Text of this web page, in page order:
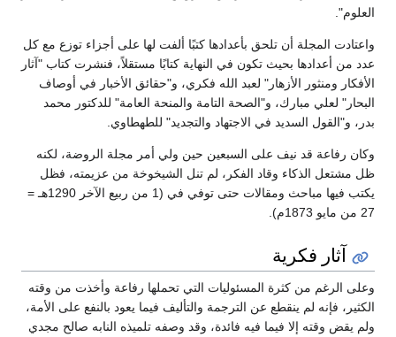
العلوم".
واعتادت المجلة أن تلحق بأعدادها كتبًا ألفت لها على أجزاء توزع مع كل
عدد من أعدادها بحيث تكون في النهاية كتابًا مستقلاً، فنشرت كتاب "آثار
الأفكار ومنثور الأزهار" لعبد الله فكري، و"حقائق الأخبار في أوصاف
البحار" لعلي مبارك، و"الصحة التامة والمنحة العامة" للدكتور محمد
بدر، و"القول السديد في الاجتهاد والتجديد" للطهطاوي.
وكان رفاعة قد نيف على السبعين حين ولي أمر مجلة الروضة، لكنه
ظل مشتعل الذكاء وقاد الفكر، لم تنل الشيخوخة من عزيمته، فظل
يكتب فيها مباحث ومقالات حتى توفي في (1 من ربيع الآخر 1290هـ =
27 من مايو 1873م).
آثار فكرية
وعلى الرغم من كثرة المسئوليات التي تحملها رفاعة وأخذت من وقته
الكثير، فإنه لم ينقطع عن الترجمة والتأليف فيما يعود بالنفع على الأمة،
ولم يقض وقته إلا فيما فيه فائدة، وقد وصفه تلميذه النابه صالح مجدي